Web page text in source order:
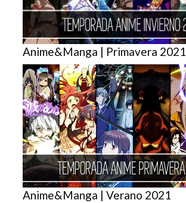
Anime&Manga | Primavera 2021
Anime&Manga | Verano 2021